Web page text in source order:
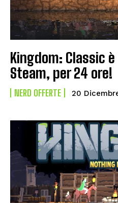
Kingdom: Classic
Steam, per 24 ore!
NERD OFFERTE 20